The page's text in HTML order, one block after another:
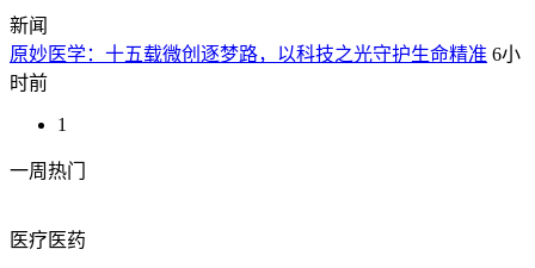
新闻
原妙医学：十五载微创逐梦路，以科技之光守护生命精准 6小
时前
1
一周热门
医疗医药